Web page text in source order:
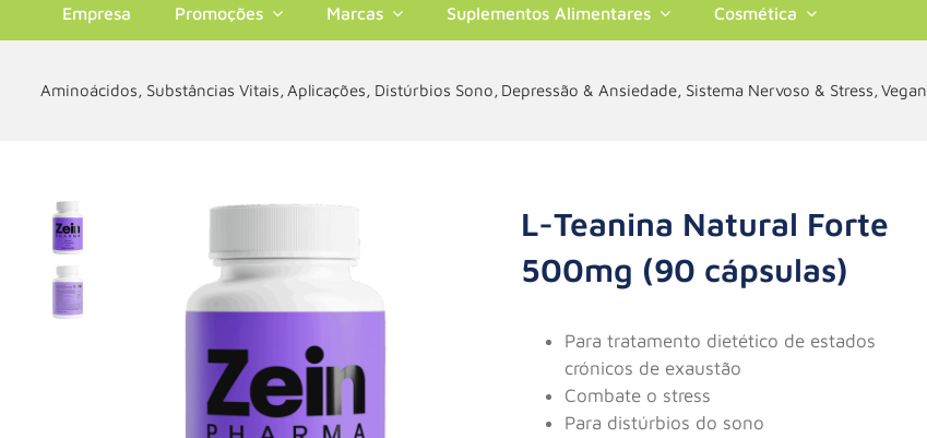
Empresa Promoções Marcas Suplementos Alimentares Cosmética
Aminoácidos Substâncias Vitais Aplicações Distúrbios Sono Depressão & Ansiedade Sistema Nervoso & Stress Vegan
L-Teanina Natural Forte
500mg (90 cápsulas)
Para tratamento dietético de estados
crónicos de exaustão
Combate o stress
Para distúrbios do sono